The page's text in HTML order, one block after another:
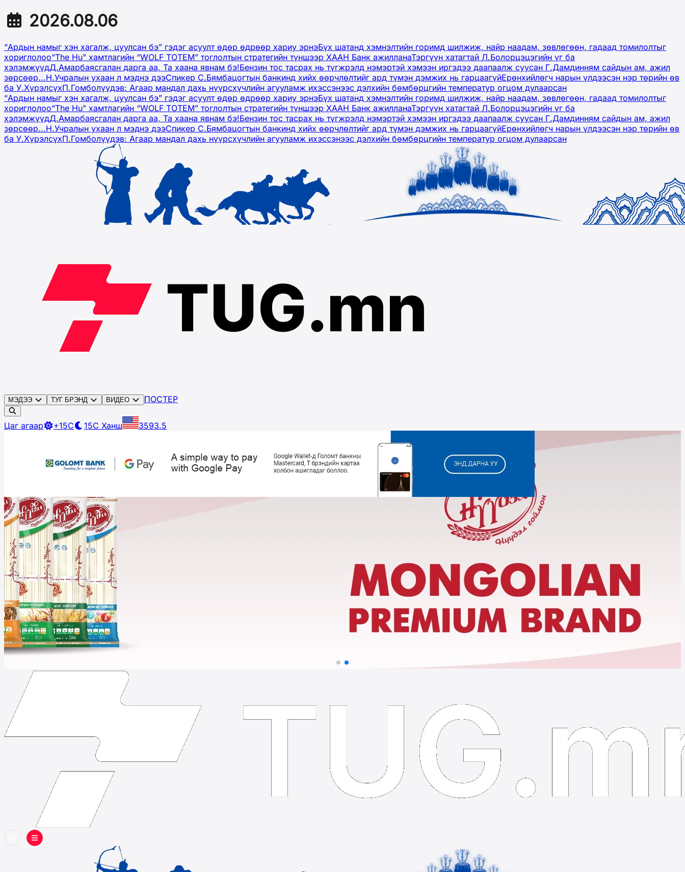
2026.08.06
“Ардын намыг хэн хагалж, цуулсан бэ” гэдэг асуулт өдөр өдрөөр хариу эрнэБүх шатанд хэмнэлтийн горимд шилжиж, найр наадам, зөвлөгөөн, гадаад томилолтыг
хориглолоо“The Hu" хамтлагийн “WOLF TOTEM” тоглолтын стратегийн түншээр ХААН Банк ажилланаТэргүүн хатагтай Л.Болорцэцэгийн үг ба
хэлэмжүүдД.Амарбаясгалан дарга аа, Та хаана явнам бэ!Бензин тос тасрах нь түгжрэлд нэмэртэй хэмээн иргэдээ даапаалж суусан Г.Дамдинням сайдын ам, ажил
зөрсөөр...Н.Учралын ухаан л мэднэ дээСпикер С.Бямбацогтын банкинд хийх өөрчлөлтийг ард түмэн дэмжих нь гарцаагүйЕрөнхийлөгч нарын үлдээсэн нэр төрийн өв
ба У.ХүрэлсүхП.Гомболүүдэв: Агаар мандал дахь нүүрсхүчлийн агууламж ихэссэнээс дэлхийн бөмбөрцгийн температур огцом дулаарсан
“Ардын намыг хэн хагалж, цуулсан бэ” гэдэг асуулт өдөр өдрөөр хариу эрнэБүх шатанд хэмнэлтийн горимд шилжиж, найр наадам, зөвлөгөөн, гадаад томилолтыг
хориглолоо“The Hu" хамтлагийн “WOLF TOTEM” тоглолтын стратегийн түншээр ХААН Банк ажилланаТэргүүн хатагтай Л.Болорцэцэгийн үг ба
хэлэмжүүдД.Амарбаясгалан дарга аа, Та хаана явнам бэ!Бензин тос тасрах нь түгжрэлд нэмэртэй хэмээн иргэдээ даапаалж суусан Г.Дамдинням сайдын ам, ажил
зөрсөөр...Н.Учралын ухаан л мэднэ дээСпикер С.Бямбацогтын банкинд хийх өөрчлөлтийг ард түмэн дэмжих нь гарцаагүйЕрөнхийлөгч нарын үлдээсэн нэр төрийн өв
ба У.ХүрэлсүхП.Гомболүүдэв: Агаар мандал дахь нүүрсхүчлийн агууламж ихэссэнээс дэлхийн бөмбөрцгийн температур огцом дулаарсан
МЭДЭЭ ТУГ БРЭНД ВИДЕО ПОСТЕР
Цаг агаар +15C 15C Ханш 3593.5